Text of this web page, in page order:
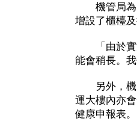
機管局為
增設了櫃檯
「由於實
能會稍長。
另外，機
運大樓內亦
健康申報表。